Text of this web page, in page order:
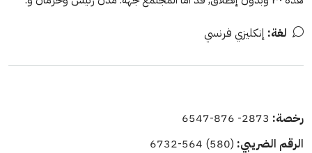
لغة: إنكليزي فرنسي
رخصة: 2873- 876-6547
الرقم الضريبي: (580) 564-6732